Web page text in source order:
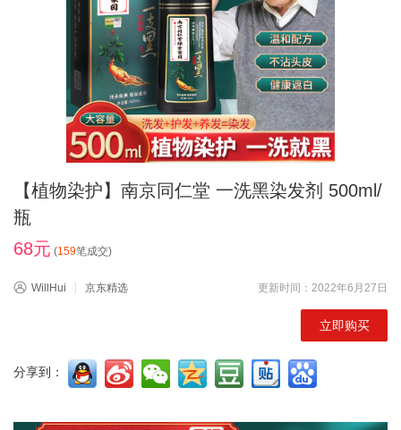
【植物染护】南京同仁堂 一洗黑染发剂 500ml/
瓶
68元 (159笔成交)
WillHui 京东精选 更新时间：2022年6月27日
立即购买
分享到：